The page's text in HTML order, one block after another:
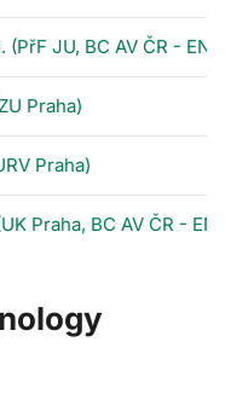
JU, BC AV ČR -
Praha)
Praha)
Praha, BC AV ČR -